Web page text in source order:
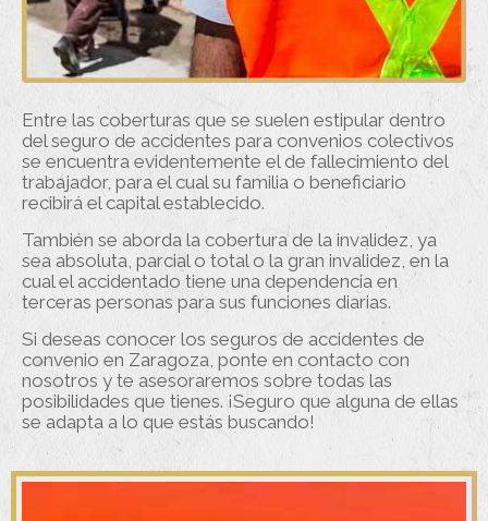
Entre las coberturas que se suelen estipular dentro
del seguro de accidentes para convenios colectivos
se encuentra evidentemente el de fallecimiento del
trabajador, para el cual su familia o beneficiario
recibirá el capital establecido.
También se aborda la cobertura de la invalidez, ya
sea absoluta, parcial o total o la gran invalidez, en la
cual el accidentado tiene una dependencia en
terceras personas para sus funciones diarias.
Si deseas conocer los seguros de accidentes de
convenio en Zaragoza, ponte en contacto con
nosotros y te asesoraremos sobre todas las
posibilidades que tienes. ¡Seguro que alguna de ellas
se adapta a lo que estás buscando!